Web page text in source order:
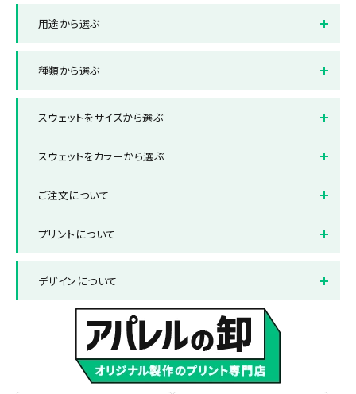
用途から選ぶ
種類から選ぶ
スウェットをサイズから選ぶ
レディースサイズスウェット
スウェットをカラーから選ぶ
ホワイト(白色)
ネイビー(紺色)
イエロー(黄色) ベージュ(茶色)
ご注文について
納品までの流れ
よくある質問集
プリントについて
デザインについて
データ作成・入稿方法
書体サンプル